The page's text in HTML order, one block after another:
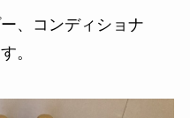
、コンディショナ
。